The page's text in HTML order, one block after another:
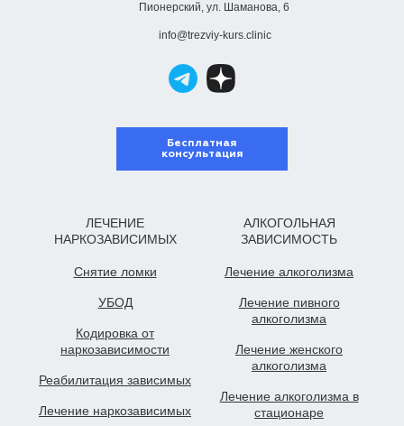
Пионерский, ул. Шаманова, 6
info@trezviy-kurs.clinic
Бесплатная
консультация
ЛЕЧЕНИЕ
НАРКОЗАВИСИМЫХ
Снятие ломки
УБОД
Кодировка от
наркозависимости
Реабилитация зависимых
Лечение наркозависимых
АЛКОГОЛЬНАЯ
ЗАВИСИМОСТЬ
Лечение алкоголизма
Лечение пивного
алкоголизма
Лечение женского
алкоголизма
Лечение алкоголизма в
стационаре